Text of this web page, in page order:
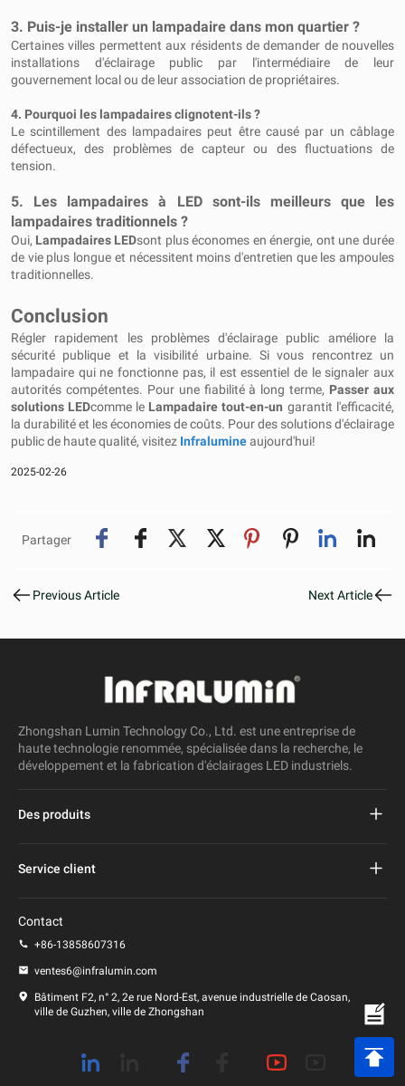
3. Puis-je installer un lampadaire dans mon quartier ?
Certaines villes permettent aux résidents de demander de nouvelles
installations d'éclairage public par l'intermédiaire de leur
gouvernement local ou de leur association de propriétaires.
4. Pourquoi les lampadaires clignotent-ils ?
Le scintillement des lampadaires peut être causé par un câblage
défectueux, des problèmes de capteur ou des fluctuations de
tension.
5. Les lampadaires à LED sont-ils meilleurs que les
lampadaires traditionnels ?
Oui, Lampadaires LEDsont plus économes en énergie, ont une durée
de vie plus longue et nécessitent moins d'entretien que les ampoules
traditionnelles.
Conclusion
Régler rapidement les problèmes d'éclairage public améliore la
sécurité publique et la visibilité urbaine. Si vous rencontrez un
lampadaire qui ne fonctionne pas, il est essentiel de le signaler aux
autorités compétentes. Pour une fiabilité à long terme, Passer aux
solutions LEDcomme le Lampadaire tout-en-un garantit l'efficacité,
la durabilité et les économies de coûts. Pour des solutions d'éclairage
public de haute qualité, visitez Infralumineaujourd'hui!
2025-02-26
Partager
Previous Article Next Article
Zhongshan Lumin Technology Co., Ltd. est une entreprise de
haute technologie renommée, spécialisée dans la recherche, le
développement et la fabrication d'éclairages LED industriels.
Des produits
Lumière de poteau menée
Service client
politique de confidentialité
Contact
+86-13858607316
ventes6@infralumin.com
Bâtiment F2, n° 2, 2e rue Nord-Est, avenue industrielle de Caosan,
ville de Guzhen, ville de Zhongshan